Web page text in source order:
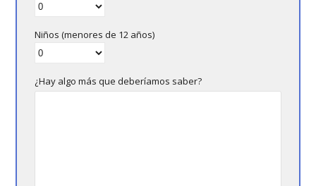
Niños (menores de 12 años)
¿Hay algo más que deberíamos saber?